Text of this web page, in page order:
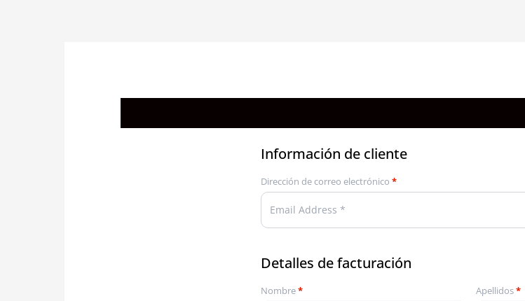
Información de cliente
Dirección de correo electrónico *
Detalles de facturación
Nombre* Apellidos*